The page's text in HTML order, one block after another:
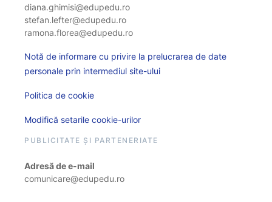
diana.ghimisi@edupedu.ro
stefan.lefter@edupedu.ro
ramona.florea@edupedu.ro
Notă de informare cu privire la prelucrarea de date
personale prin intermediul site-ului
Politica de cookie
Modifică setarile cookie-urilor
PUBLICITATE ȘI PARTENERIATE
Adresă de e-mail
comunicare@edupedu.ro